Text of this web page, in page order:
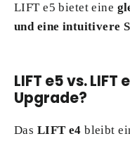
LIFT e5 bietet eine
und eine intuitivere
LIFT e5 vs.
Upgrade?
Das LIFT e4 bleibt